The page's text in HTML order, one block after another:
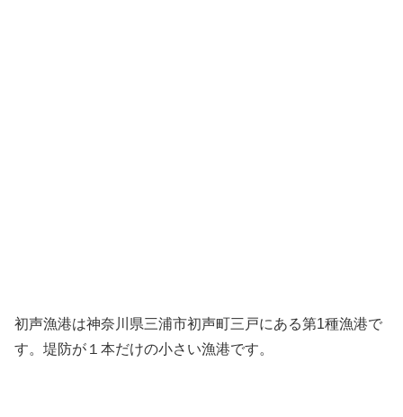
初声漁港は神奈川県三浦市初声町三戸にある第1種漁港で
す。堤防が１本だけの小さい漁港です。